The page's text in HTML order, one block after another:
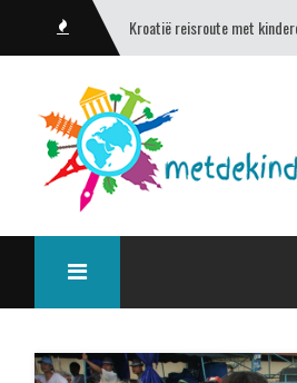
Een bezoek aan Kiev &